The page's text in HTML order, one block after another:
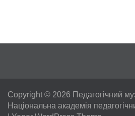
Copyright © 2026 Педагогічний
Національна академія